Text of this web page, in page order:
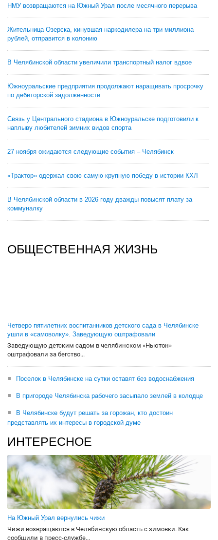
НМУ возвращаются на Южный Урал после месячного перерыва
Жительница Озерска, кинувшая наркодилера на три миллиона
рублей, отправится в колонию
В Челябинской области увеличили транспортный налог вдвое
Южноуральские предприятия продолжают наращивать просрочку
по дебиторской задолженности
Связь у Центрального стадиона в Южноуральске подготовили к
наплыву любителей зимних видов спорта
27 ноября ожидаются следующие события – Челябинск
«Трактор» одержал свою самую крупную победу в истории КХЛ
В Челябинской области в 2026 году дважды повысят плату за
коммуналку
ОБЩЕСТВЕННАЯ ЖИЗНЬ
Четверо пятилетних воспитанников детского сада в Челябинске
ушли в «самоволку». Заведующую оштрафовали
Заведующую детским садом в челябинском «Ньютон»
оштрафовали за бегство...
Поселок в Челябинске на сутки оставят без водоснабжения
В пригороде Челябинска рабочего засыпало землей в колодце
В Челябинске будут решать за горожан, кто достоин
представлять их интересы в городской думе
ИНТЕРЕСНОЕ
На Южный Урал вернулись чижи
Чижи возвращаются в Челябинскую область с зимовки. Как
сообщили в пресс-службе...